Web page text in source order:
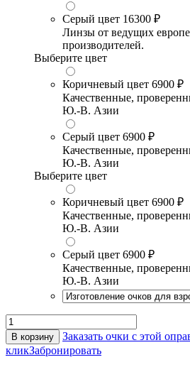
Серый цвет 16300 ₽
Линзы от ведущих
производителей.
Выберите цвет
Коричневый цвет 6900 ₽
Качественные,
Ю.-В. Азии
Серый цвет 6900 ₽
Качественные,
Ю.-В. Азии
Выберите цвет
Коричневый цвет 6900 ₽
Качественные,
Ю.-В. Азии
Серый цвет 6900 ₽
Качественные,
Ю.-В. Азии
В корзину Заказать очки с этой
кликЗабронировать